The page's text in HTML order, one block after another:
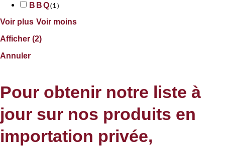
BBQ( 1 )
Voir plus Voir moins
Afficher (2)
Annuler
Pour obtenir notre liste à
jour sur nos produits en
importation privée,